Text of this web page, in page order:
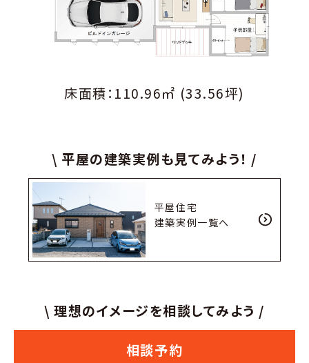
床面積：110.96㎡ (33.56坪)
\ 平屋の建築実例も見てみよう！ /
平屋住宅
建築実例一覧へ
\ 理想のイメージを相談してみよう /
相談予約